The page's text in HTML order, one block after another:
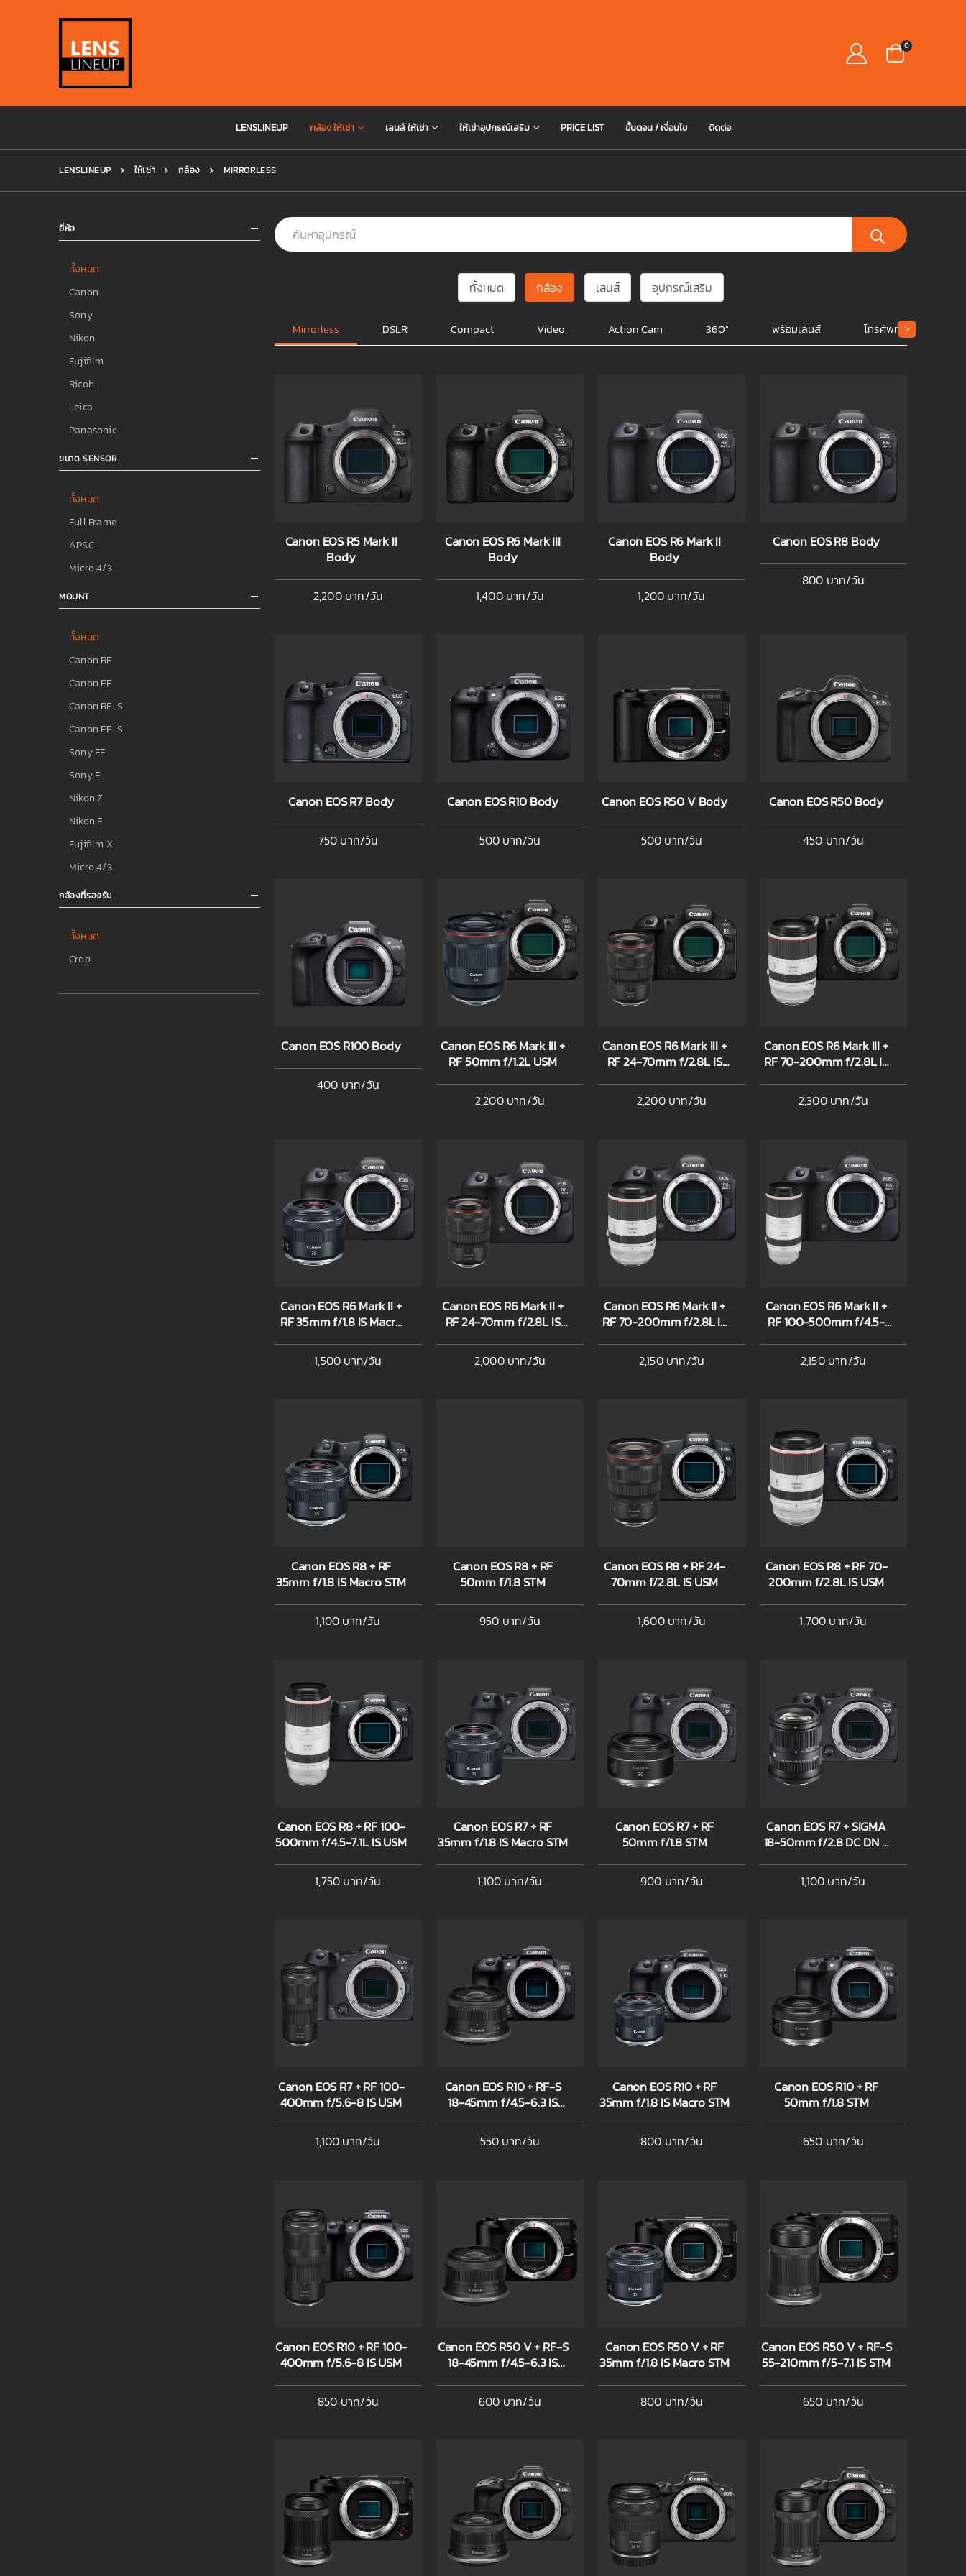
0
LENSLINEUP กล้อง ให้เช่า เลนส์ ให้เช่า ให้เช่าอุปกรณ์เสริม PRICE LIST ขั้นตอน / เงื่อนไข ติดต่อ
LENSLINEUP ให้เช่า กล้อง MIRRORLESS
ทั้งหมด กล้อง เลนส์ อุปกรณ์เสริม
>
Mirrorless DSLR Compact Video Action Cam 360° พร้อมเลนส์ โทรศัพท์มือถือ
Canon EOS R5 Mark II
Body
2,200 บาท/วัน
Canon EOS R6 Mark III
Body
1,400 บาท/วัน
Canon EOS R6 Mark II
Body
1,200 บาท/วัน
Canon EOS R8 Body
800 บาท/วัน
Canon EOS R7 Body
750 บาท/วัน
Canon EOS R10 Body
500 บาท/วัน
Canon EOS R50 V Body
500 บาท/วัน
Canon EOS R50 Body
450 บาท/วัน
Canon EOS R100 Body
400 บาท/วัน
Canon EOS R6 Mark III +
RF 50mm f/1.2L USM
2,200 บาท/วัน
Canon EOS R6 Mark III +
RF 24-70mm f/2.8L IS
2,200 บาท/วัน
Canon EOS R6 Mark III +
RF 70-200mm f/2.8L IS
2,300 บาท/วัน
Canon EOS R6 Mark II +
RF 35mm f/1.8 IS Macro
1,500 บาท/วัน
Canon EOS R6 Mark II +
RF 24-70mm f/2.8L IS
2,000 บาท/วัน
Canon EOS R6 Mark II +
RF 70-200mm f/2.8L IS
2,150 บาท/วัน
Canon EOS R6 Mark II +
RF 100-500mm f/4.5-
2,150 บาท/วัน
Canon EOS R8 + RF
35mm f/1.8 IS Macro STM
1,100 บาท/วัน
Canon EOS R8 + RF
50mm f/1.8 STM
950 บาท/วัน
Canon EOS R8 + RF 24-
70mm f/2.8L IS USM
1,600 บาท/วัน
Canon EOS R8 + RF 70-
200mm f/2.8L IS USM
1,700 บาท/วัน
Canon EOS R8 + RF 100-
500mm f/4.5-7.1L IS USM
1,750 บาท/วัน
Canon EOS R7 + RF
35mm f/1.8 IS Macro STM
1,100 บาท/วัน
Canon EOS R7 + RF
50mm f/1.8 STM
900 บาท/วัน
Canon EOS R7 + SIGMA
18-50mm f/2.8 DC DN C
1,100 บาท/วัน
Canon EOS R7 + RF 100-
400mm f/5.6-8 IS USM
1,100 บาท/วัน
Canon EOS R10 + RF-S
18-45mm f/4.5-6.3 IS
550 บาท/วัน
Canon EOS R10 + RF
35mm f/1.8 IS Macro STM
800 บาท/วัน
Canon EOS R10 + RF
50mm f/1.8 STM
650 บาท/วัน
Canon EOS R10 + RF 100-
400mm f/5.6-8 IS USM
850 บาท/วัน
Canon EOS R50 V + RF-S
18-45mm f/4.5-6.3 IS
600 บาท/วัน
Canon EOS R50 V + RF
35mm f/1.8 IS Macro STM
800 บาท/วัน
Canon EOS R50 V + RF-S
55-210mm f/5-7.1 IS STM
650 บาท/วัน
ยี่ห้อ
ทั้งหมด
Canon
Sony
Nikon
Fujifilm
Ricoh
Leica
Panasonic
ขนาด SENSOR
ทั้งหมด
Full Frame
APSC
Micro 4/3
MOUNT
ทั้งหมด
Canon RF
Canon EF
Canon RF-S
Canon EF-S
Sony FE
Sony E
Nikon Z
Nikon F
Fujifilm X
Micro 4/3
กล้องที่รองรับ
ทั้งหมด
Crop